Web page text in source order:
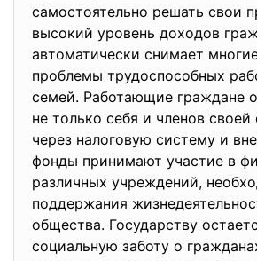
самостоятельно решать свои
высокий уровень доходов
автоматически снимает
проблемы трудоспособных
семей. Работающие граждане
не только себя и членов
через налоговую систему и
фонды принимают участие в
различных учреждений,
поддержания
общества. Государству
социальную заботу о